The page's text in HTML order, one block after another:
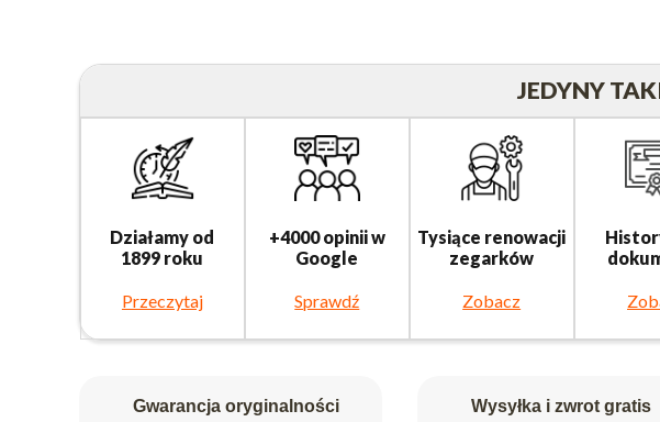
JEDYNY
Działamy od
1899 roku
Przeczytaj
+4000 opinii w
Google
Sprawdź
Tysiące renowacji
zegarków
Zobacz
Gwarancja oryginalności Wysyłka i zwrot gratis